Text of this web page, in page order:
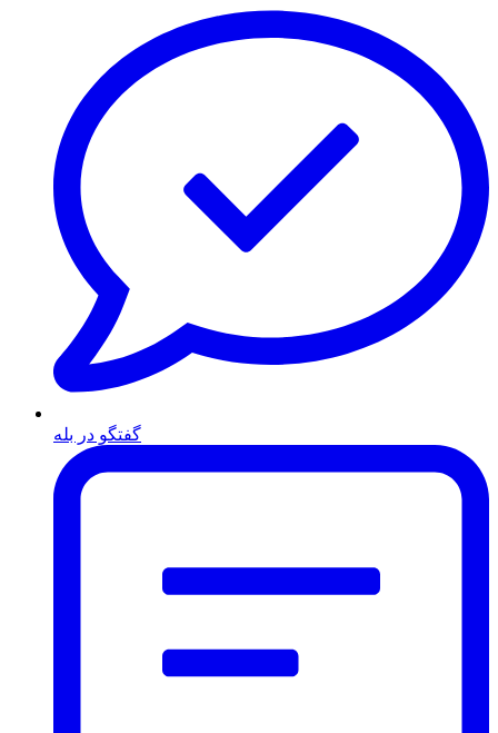
گفتگو در بله